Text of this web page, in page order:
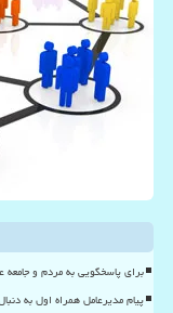
برای پاسخگویی به مردم و جامعه
پیام مدیرعامل همراه اول به